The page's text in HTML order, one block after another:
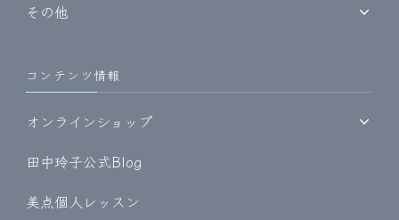
その他
コンテンツ情報
オンラインショップ
田中玲子公式Blog
美点個人レッスン